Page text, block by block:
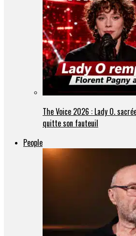
The Voice 2026 : Lady O.
quitte son fauteuil
People